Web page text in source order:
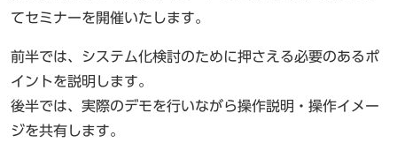
てセミナーを開催いたします。
前半では、システム化検討のために押さえる必要のあるポ
イントを説明します。
後半では、実際のデモを行いながら操作説明・操作イメー
ジを共有します。